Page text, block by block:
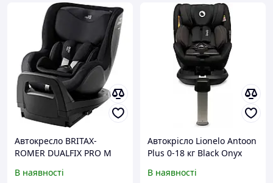
Автокресло BRITAX-
ROMER DUALFIX PRO M
В наявності
Автокрісло Lionelo Antoon
Plus 0-18 кг Black Onyx
В наявності